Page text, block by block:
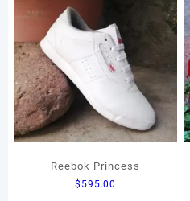
elegir
en
la
página
producto
Reebok Princess
$ 595.00